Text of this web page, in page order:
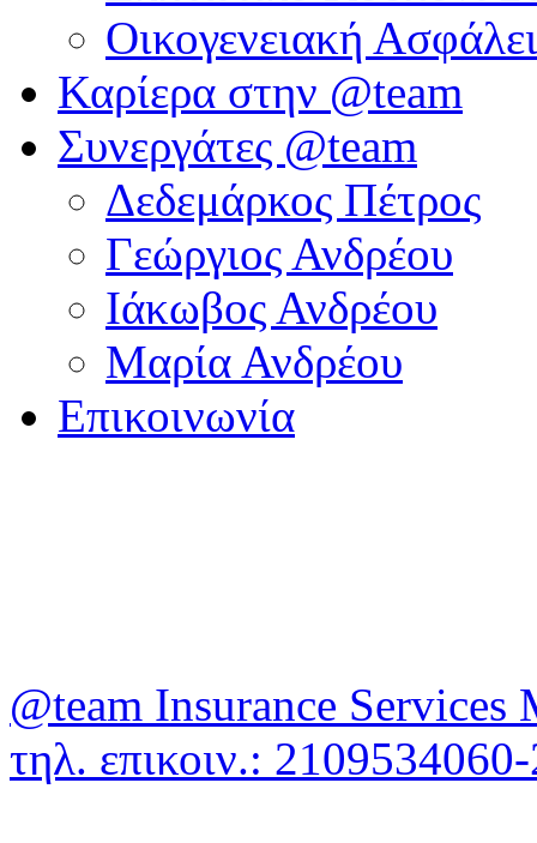
Οικογενειακή
Καρίερα στην @team
Συνεργάτες @team
Δεδεμάρκος Πέτρος
Γεώργιος Ανδρέου
Ιάκωβος Ανδρέου
Μαρία Ανδρέου
Επικοινωνία
@team Insurance Services
τηλ. επικοιν.: